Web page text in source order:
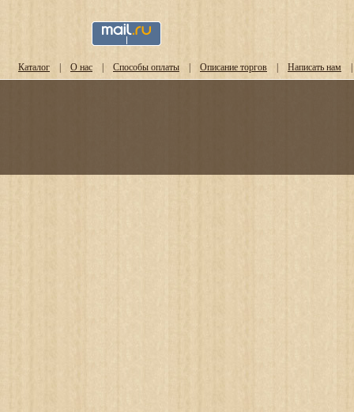
Каталог | О нас | Способы оплаты | Описание торгов | Написать нам |